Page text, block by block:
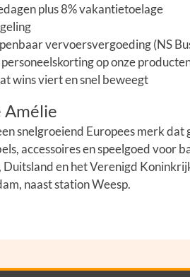
plus 8% vakantietoelage
vervoersvergoeding (NS
op onze
wins viert en snel beweegt
snelgroeiend Europees merk
accessoires en speelgoed
en het Verenigd
naast station Weesp.